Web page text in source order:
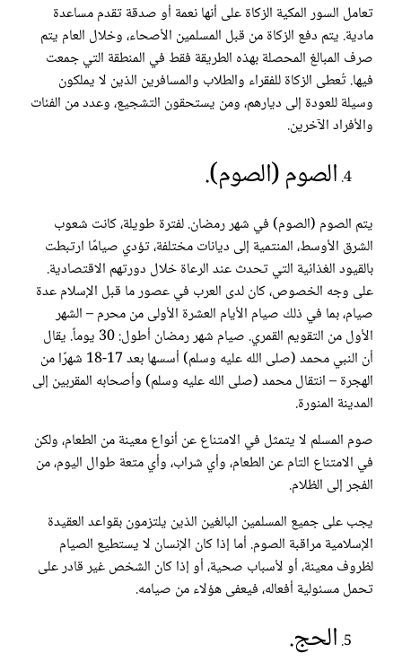
تعامل السور المكية الزكاة على أنها نعمة أو صدقة تقدم مساعدة
مادية. يتم دفع الزكاة من قبل المسلمين الأصحاء، وخلال العام يتم
صرف المبالغ المحصلة بهذه الطريقة فقط في المنطقة التي جمعت
فيها. تُعطى الزكاة للفقراء والطلاب والمسافرين الذين لا يملكون
وسيلة للعودة إلى ديارهم، ومن يستحقون التشجيع، وعدد من الفئات
والأفراد الآخرين.
الصوم (الصوم).
يتم الصوم (الصوم) في شهر رمضان. لفترة طويلة، كانت شعوب
الشرق الأوسط، المنتمية إلى ديانات مختلفة، تؤدي صيامًا ارتبطت
بالقيود الغذائية التي تحدث عند الرعاة خلال دورتهم الاقتصادية.
على وجه الخصوص، كان لدى العرب في عصور ما قبل الإسلام عدة
صيام، بما في ذلك صيام الأيام العشرة الأولى من محرم – الشهر
الأول من التقويم القمري. صيام شهر رمضان أطول: 30 يوماً. يقال
أن النبي محمد (صلى الله عليه وسلم) أسسها بعد 17-18 شهرًا من
الهجرة – انتقال محمد (صلى الله عليه وسلم) وأصحابه المقربين إلى
المدينة المنورة.
صوم المسلم لا يتمثل في الامتناع عن أنواع معينة من الطعام، ولكن
في الامتناع التام عن الطعام، وأي شراب، وأي متعة طوال اليوم، من
الفجر إلى الظلام.
يجب على جميع المسلمين البالغين الذين يلتزمون بقواعد العقيدة
الإسلامية مراقبة الصوم. أما إذا كان الإنسان لا يستطيع الصيام
لظروف معينة، أو لأسباب صحية، أو إذا كان الشخص غير قادر على
تحمل مسئولية أفعاله، فيعفى هؤلاء من صيامه.
الحج.